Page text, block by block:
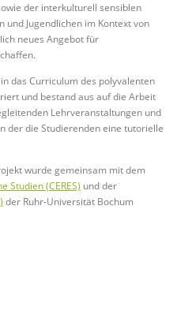
der interkulturell sensiblen
Jugendlichen im Kontext von
neues Angebot für
das Curriculum des polyvalenten
und bestand aus auf die Arbeit
Lehrveranstaltungen und
der die Studierenden eine tutorielle
wurde gemeinsam mit dem
Studien (CERES) und der
der Ruhr-Universität Bochum